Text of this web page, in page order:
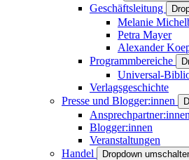
Geschäftsleitung
Melanie
Petra Mayer
Alexander
Programmbereiche
Universal-
Verlagsgeschichte
Presse und Blogger:innen
Ansprechpartner:innen
Blogger:innen
Veranstaltungen
Handel
Dropdown